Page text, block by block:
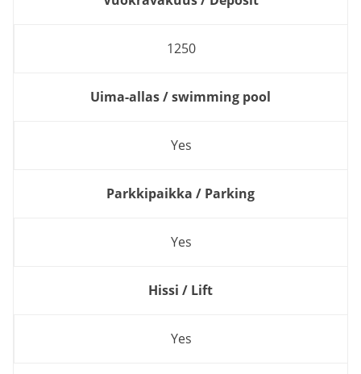
1250
Uima-allas / swimming pool
Yes
Parkkipaikka / Parking
Yes
Hissi / Lift
Yes